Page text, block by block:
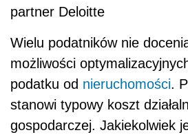
partner Deloitte
Wielu podatników nie
możliwości
podatku od nieruchomości.
stanowi typowy koszt
gospodarczej. Jakiekolwiek